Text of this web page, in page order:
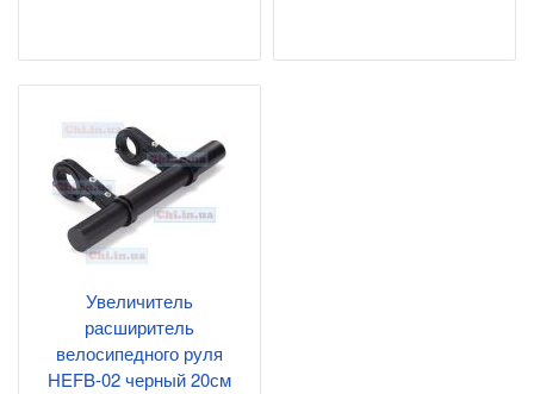
Увеличитель
расширитель
велосипедного руля
HEFB-02 черный 20см